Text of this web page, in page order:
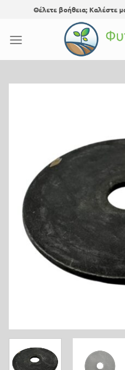
content
Θέλετε βοήθεια; Καλέστε